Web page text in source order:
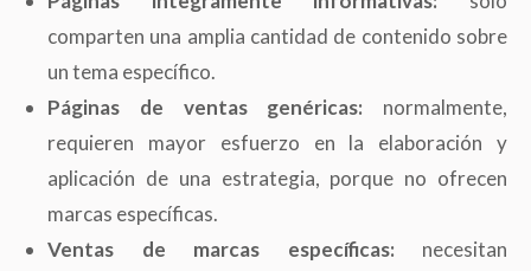
comparten una amplia cantidad de contenido sobre
un tema específico.
Páginas de ventas genéricas: normalmente,
requieren mayor esfuerzo en la elaboración y
aplicación de una estrategia, porque no ofrecen
marcas específicas.
Ventas de marcas específicas: necesitan